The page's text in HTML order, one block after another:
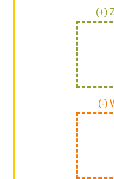
(+)
(-)